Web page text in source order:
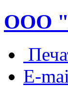
ООО
E-